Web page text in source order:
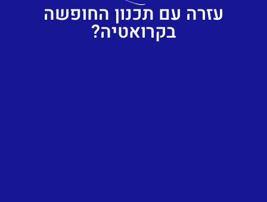
עזרה עם תכנון החופשה
בקרואטיה?